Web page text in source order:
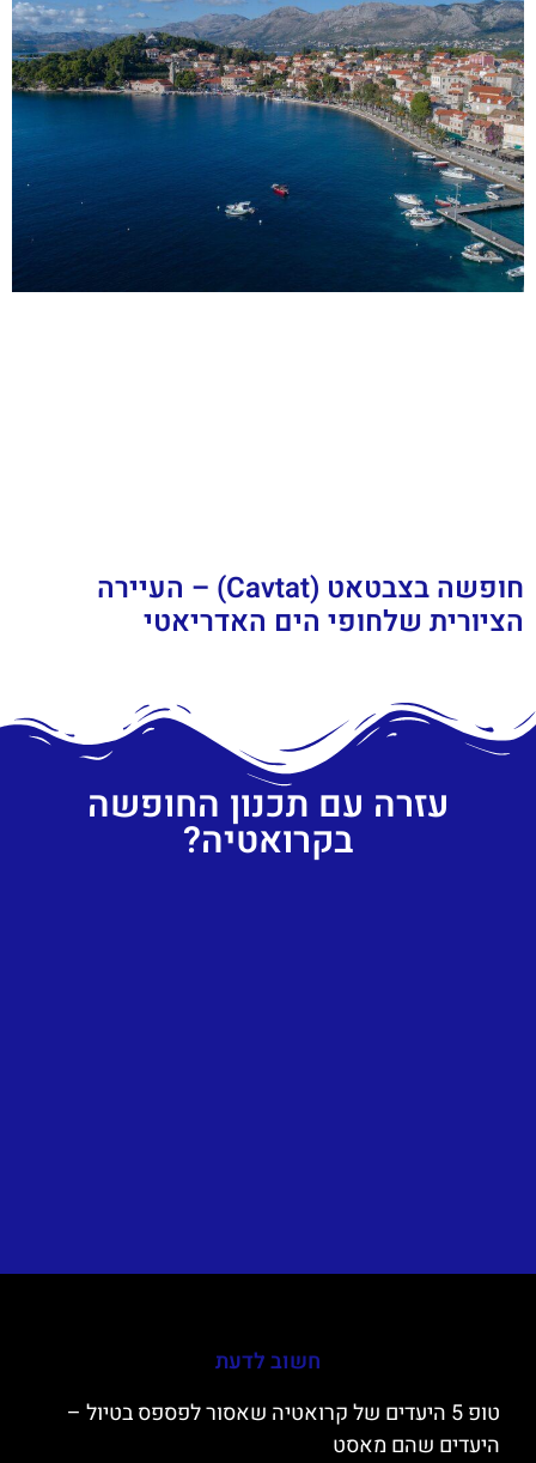
חופשה בצבטאט (Cavtat) – העיירה
הציורית שלחופי הים האדריאטי
עזרה עם תכנון החופשה
בקרואטיה?
חשוב לדעת
טופ 5 היעדים של קרואטיה שאסור לפספס בטיול –
היעדים שהם מאסט